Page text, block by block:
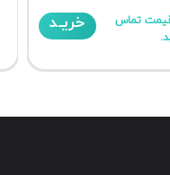
تماس
خریـد